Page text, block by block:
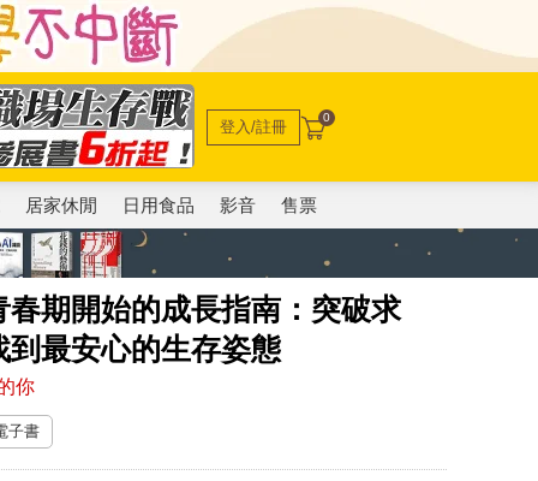
登入/註冊 0
居家休閒 日用食品 影音 售票
期開始的成長指南：突破求
最安心的生存姿態
你
子書